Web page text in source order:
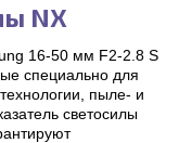
NX
16-50 мм F2-2.8 S
специально для
пыле- и
светосилы